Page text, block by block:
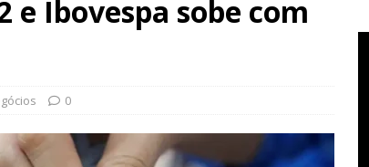
e Ibovespa sobe com
0